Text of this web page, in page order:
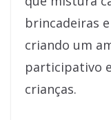
brincadeiras
criando um
participativo
crianças.